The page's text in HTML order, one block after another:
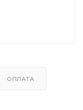
ОПЛАТА